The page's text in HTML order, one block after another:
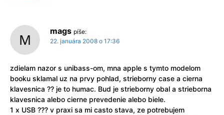
mags píše:
22. januára 2008 o 17:36
zdielam nazor s unibass-om, mna apple s tymto modelom
booku sklamal uz na prvy pohlad, strieborny case a cierna
klavesnica ?? je to humac. Bud je strieborny obal a strieborna
klavesnica alebo cierne prevedenie alebo biele.
1 x USB ??? v praxi sa mi casto stava, ze potrebujem